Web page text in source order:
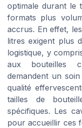
optimale durant le
formats plus
accrus. En effet,
litres exigent plus
logistique, y
aux bouteilles
demandent un
qualité
tailles de
spécifiques. Les
pour accueillir ces